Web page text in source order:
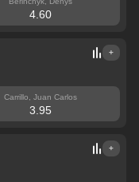
4.60
+
Carrillo, Juan Carlos
3.95
+